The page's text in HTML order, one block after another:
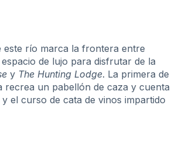
este río marca la frontera entre
de lujo para disfrutar de la
y The Hunting Lodge. La primera de
recrea un pabellón de caza y cuenta
el curso de cata de vinos impartido